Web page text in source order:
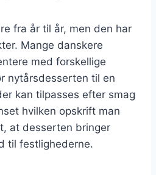
fra år til år, men den har
Mange danskere
med forskellige
nytårsdesserten til en
kan tilpasses efter smag
hvilken opskrift man
at desserten bringer
til festlighederne.